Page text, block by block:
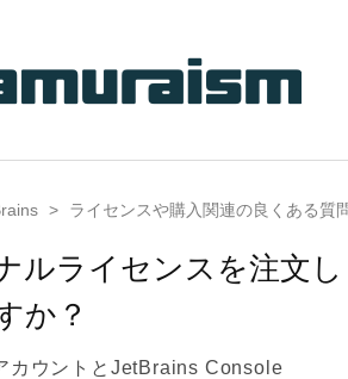
> ライセンスや購入関連の良くある質
ルライセンスを注文
か？
カウントとJetBrains Console